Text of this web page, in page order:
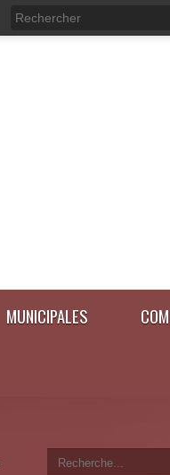
MUNICIPALES